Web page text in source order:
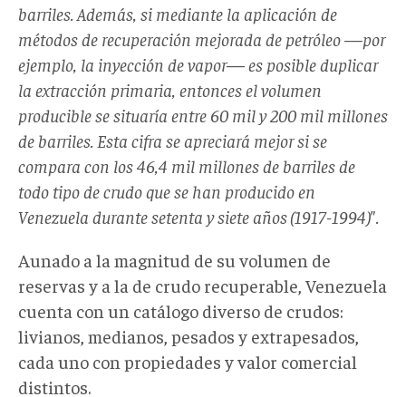
barriles. Además, si mediante la aplicación de
métodos de recuperación mejorada de petróleo—por
ejemplo, la inyección de vapor—es posible duplicar
la extracción primaria, entonces el volumen
producible se situaría entre 60 mil y 200 mil millones
de barriles. Esta cifra se apreciará mejor si se
compara con los 46,4 mil millones de barriles de
todo tipo de crudo que se han producido en
Venezuela durante setenta y siete años (1917-1994)".
Aunado a la magnitud de su volumen de
reservas y a la de crudo recuperable, Venezuela
cuenta con un catálogo diverso de crudos:
livianos, medianos, pesados y extrapesados,
cada uno con propiedades y valor comercial
distintos.